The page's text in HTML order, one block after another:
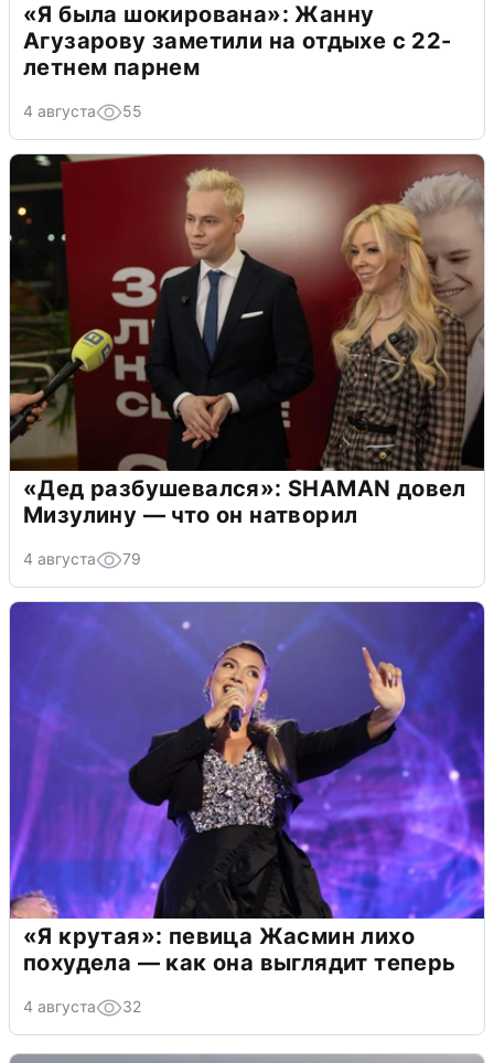
«Я была шокирована»: Жанну
Агузарову заметили на отдыхе с 22-
летнем парнем
4 августа 55
«Дед разбушевался»: SHAMAN довел
Мизулину — что он натворил
4 августа 79
«Я крутая»: певица Жасмин лихо
похудела — как она выглядит теперь
4 августа 32